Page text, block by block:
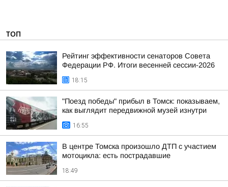
ТОП
Рейтинг эффективности сенаторов Совета
Федерации РФ. Итоги весенней сессии-2026
18:15
"Поезд победы" прибыл в Томск: показываем,
как выглядит передвижной музей изнутри
16:55
В центре Томска произошло ДТП с участием
мотоцикла: есть пострадавшие
18:49